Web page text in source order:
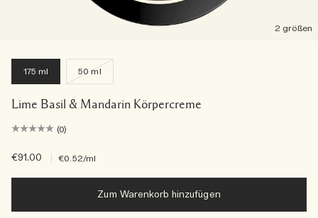
2 größen
175 ml 50 ml
Lime Basil & Mandarin Körpercreme
(0)
€91.00 €0.52/ml
Zum Warenkorb hinzufügen